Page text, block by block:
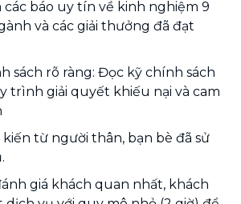
các báo uy tín về kinh nghiệm 9
và các giải thưởng đã đạt
sách rõ ràng: Đọc kỹ chính sách
trình giải quyết khiếu nại và cam
kiến từ người thân, bạn bè đã sử
giá khách quan nhất, khách